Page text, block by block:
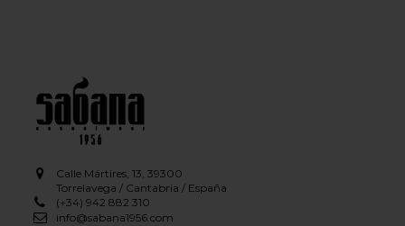
Calle Mártires, 13, 39300
Torrelavega / Cantabria / España
(+34) 942 882 310
info@sabana1956.com